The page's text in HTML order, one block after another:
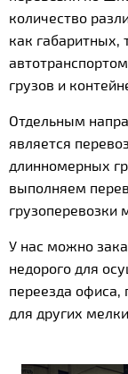
количество
как габаритных,
грузов и
Отдельным
является
длинномерных
выполняем
грузоперевозки
У нас можно
недорого для
переезда
для других